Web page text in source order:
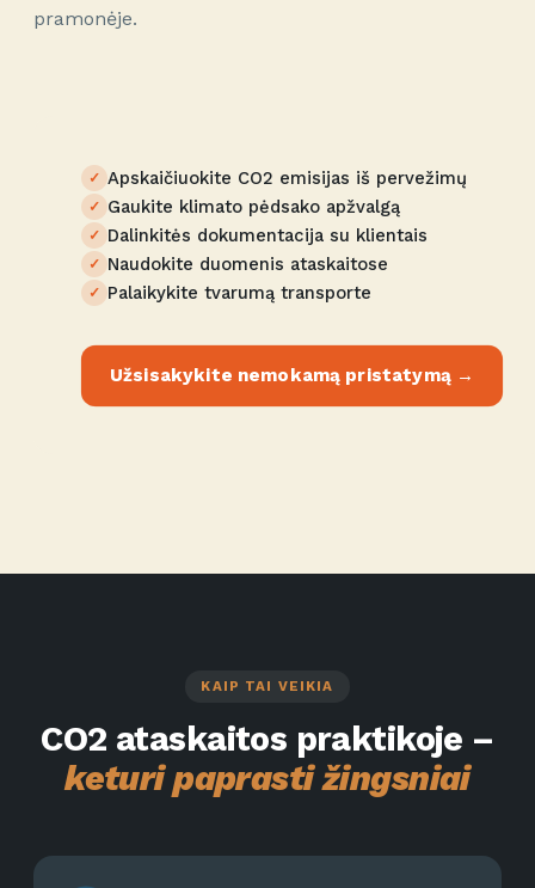
pramonėje.
Apskaičiuokite CO2 emisijas iš pervežimų
Gaukite klimato pėdsako apžvalgą
Dalinkitės dokumentacija su klientais
Naudokite duomenis ataskaitose
Palaikykite tvarumą transporte
Užsisakykite nemokamą pristatymą →
KAIP TAI VEIKIA
CO2 ataskaitos praktikoje –
keturi paprasti žingsniai